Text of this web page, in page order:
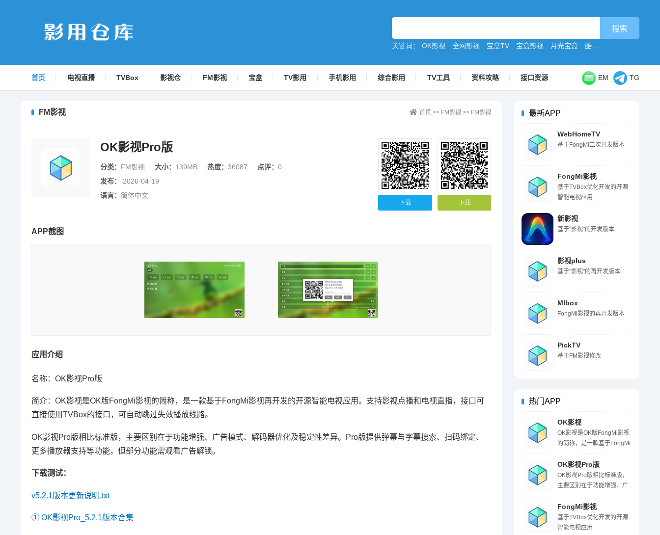
关键词： OK影视 全网影视 宝盒TV 宝盒影视 月光宝盒 酷9原版
首页 电视直播 TVBox 影视仓 FM影视 宝盒 TV影用 手机影用 综合影用 TV工具 资料攻略 接口资源 EM TG
最新APP
WebHomeTV
基于FongMi二次开发版本
FongMi影视
基于TVBox优化开发的开源
智能电视应用
新影视
基于"影视"的开发版本
影视plus
基于"影视"的再开发版本
MIbox
FongMi影视的再开发版本
PickTV
基于FM影视修改
热门APP
OK影视
OK影视是OK版FongMi影视
的简称，是一款基于FongMi
应用
OK影视Pro版
OK影视Pro版相比标准版，
主要区别在于功能增强、广
性差异。
FongMi影视
基于TVBox优化开发的开源
智能电视应用
FM影视 首页 >> FM影视 >> FM影视
OK影视Pro版
分类： FM影视 大小： 139MB 热度： 36087 点评： 0
发布：
2026-04-19
语言： 简体中文
下载 下载
APP截图
应用介绍
名称：OK影视Pro版
简介：OK影视是OK版FongMi影视的简称，是一款基于FongMi影视再开发的开源智能电视应用。支持影视点播和电视直播，接口可
直接使用TVBox的接口，可自动跳过失效播放线路。
OK影视Pro版相比标准版，主要区别在于功能增强、广告模式、解码器优化及稳定性差异。Pro版提供弹幕与字幕搜索、扫码绑定、
更多播放器支持等功能，但部分功能需观看广告解锁。
下载测试：
v5.2.1版本更新说明.txt
① OK影视Pro_5.2.1版本合集